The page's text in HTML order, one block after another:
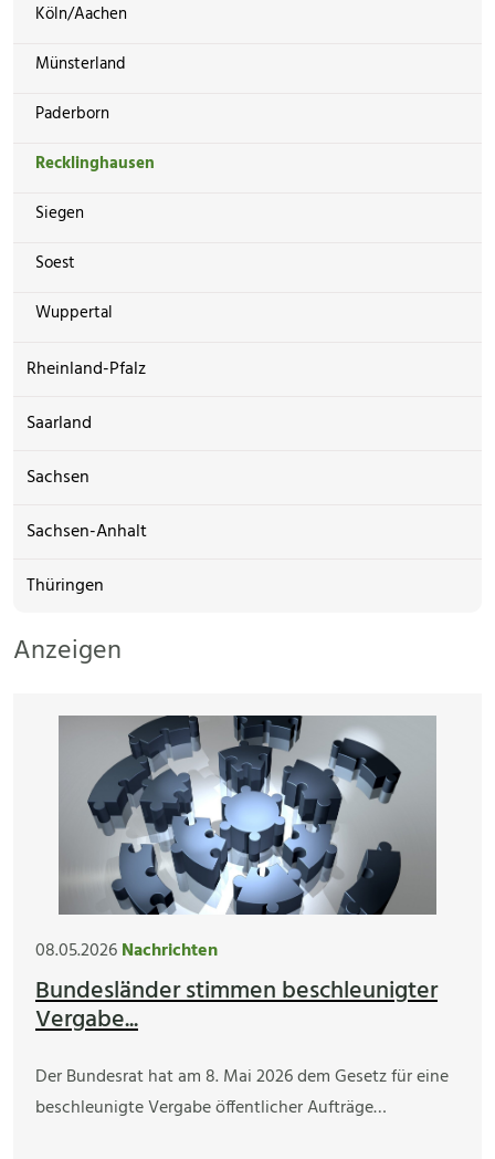
Köln/Aachen
Münsterland
Paderborn
Recklinghausen
Siegen
Soest
Wuppertal
Rheinland-Pfalz
Saarland
Sachsen
Sachsen-Anhalt
Thüringen
Anzeigen
08.05.2026Nachrichten
Bundesländer stimmen beschleunigter
Vergabe...
Der Bundesrat hat am 8. Mai 2026 dem Gesetz für eine
beschleunigte Vergabe öffentlicher Aufträge…